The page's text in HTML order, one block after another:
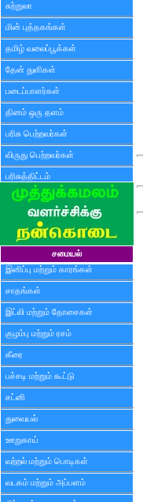
சுற்றுலா
மின் புத்தகங்கள்
தமிழ் வலைப்பூக்கள்
தேன் துளிகள்
படைப்பாளர்கள்
தினம் ஒரு தளம்
பரிசு பெற்றவர்கள்
விருது பெற்றவர்கள்
பரிசுத்திட்டம்
சமையல்
இனிப்பு மற்றும் காரங்கள்
சாதங்கள்
இட்லி மற்றும் தோசைகள்
குழம்பு மற்றும் ரசம்
கீரை
பச்சடி மற்றும் கூட்டு
சட்னி
துவையல்
ஊறுகாய்
வற்றல் மற்றும் பொடிகள்
வடகம் மற்றும் அப்பளம்